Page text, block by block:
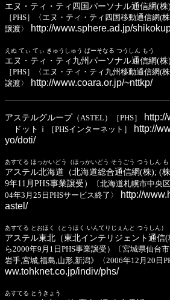
エヌ・ティ・ティ四国パーソナル通信網(株)
［PHS］〈エヌ・ティ・ティ四国移動通信網(
譲渡〉
http://www.sphere.ad.jp/
えぬ てぃ てぃ きゅうしゅう ぱーそなる つうしん もう
エヌ・ティ・ティ九州パーソナル通信網(株)
［PHS］〈エヌ・ティ・ティ九州移動通信網(
譲渡〉
http://www.coara.or.jp/~nttkp/
アステルグループ（ASTEL）［PHS］
ドットｉ ［PHSインターネット］
http://
yo/doti/
あすてる ほっかいどう（ほっかいどう そうごう つうしん も
アステル北海道（北海道総合通信網(株); (
9年11月PHS事業譲受）
〔北海道札幌市中央
04年3月25日PHSサービス終了〉
http://
astel/
あすてる とおほく（とうほく いんてりじぇんと つうしん）
アステル東北（東北インテリジェント通信(
ら2000年9月1日PHS事業譲受）〔宮城県仙台
岩手,宮城,福島,山形,新潟》〈2006年12月20日
ww.tohknet.co.jp/indiv/phs/
あすてる とうきょう